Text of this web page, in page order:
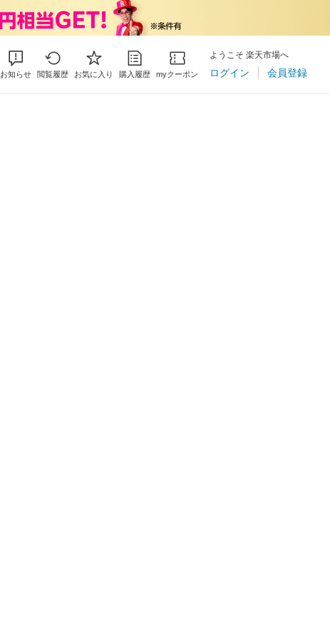
お知らせ 閲覧履歴 お気に入り 購入履歴 myクーポン
ようこそ 楽天市場へ
ログイン 会員登録